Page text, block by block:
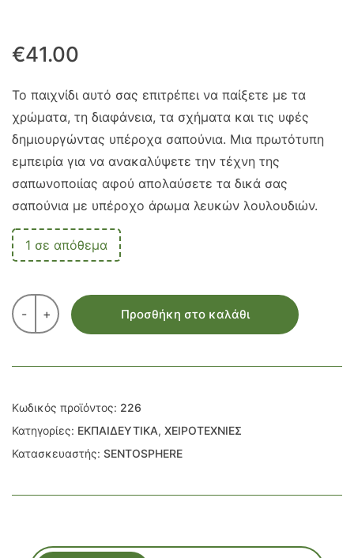
€41.00
Το παιχνίδι αυτό σας επιτρέπει να παίξετε με τα
χρώματα, τη διαφάνεια, τα σχήματα και τις υφές
δημιουργώντας υπέροχα σαπούνια. Μια πρωτότυπη
εμπειρία για να ανακαλύψετε την τέχνη της
σαπωνοποιίας αφού απολαύσετε τα δικά σας
σαπούνια με υπέροχο άρωμα λευκών λουλουδιών.
1 σε απόθεμα
- + Προσθήκη στο καλάθι
Κωδικός προϊόντος: 226
Κατηγορίες: ΕΚΠΑΙΔΕΥΤΙΚΑ, ΧΕΙΡΟΤΕΧΝΙΕΣ
Κατασκευαστής: SENTOSPHERE